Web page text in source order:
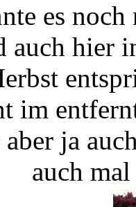
es noch
auch hier
im
ja
auch